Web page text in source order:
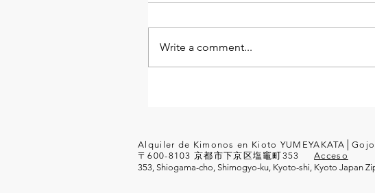
Write a comment...
Alquiler de Kimonos en Kioto
〒600-8103 京都市下京区塩竈町353Acceso
353, Shiogama-cho, Shimogyo-ku, Kyoto-shi, Kyoto Japan